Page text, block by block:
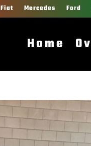
Fiat Mercedes Ford
Home